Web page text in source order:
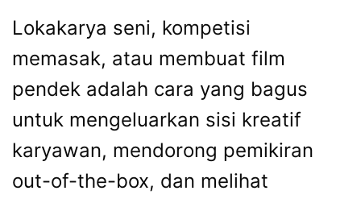
Lokakarya seni, kompetisi
memasak, atau membuat film
pendek adalah cara yang bagus
untuk mengeluarkan sisi kreatif
karyawan, mendorong pemikiran
out-of-the-box, dan melihat